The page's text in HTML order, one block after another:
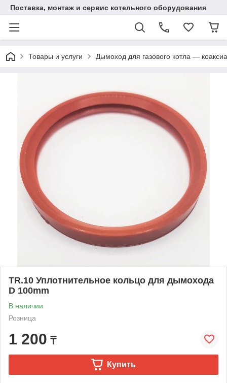
Поставка, монтаж и сервис котельного оборудования
Товары и услуги Дымоход для газового котла —
TR.10 Уплотнительное кольцо для дымохода
D 100mm
В наличии
Розница
1 200 ₸
Купить